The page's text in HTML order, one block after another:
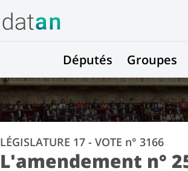
Députés Groupes
LÉGISLATURE 17 - VOTE n° 3166
L'amendement n°